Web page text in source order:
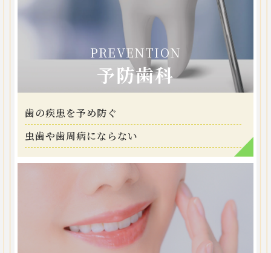
PREVENTION
予防歯科
歯の疾患を予め防ぐ
虫歯や歯周病にならない